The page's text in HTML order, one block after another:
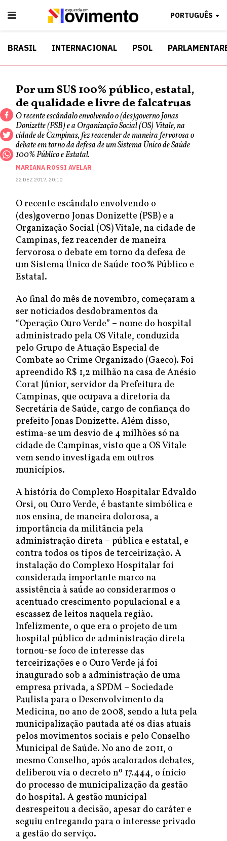
PORTUGUÊS
BRASIL INTERNACIONAL PSOL
Por um SUS 100% público, estatal,
de qualidade e livre de falcatruas
O recente escândalo envolvendo o (des)governo Jonas
Donizette (PSB) e a Organização Social (OS) Vitale, na
cidade de Campinas, fez reacender de maneira fervorosa o
debate em torno da defesa de um Sistema Único de Saúde
100% Público e Estatal.
MARIANA ROSSI AVELAR
22 DEZ 2017, 20:10
O recente escândalo envolvendo o
(des)governo Jonas Donizette (PSB) e a
Organização Social (OS) Vitale, na cidade de
Campinas, fez reacender de maneira
fervorosa o debate em torno da defesa de
um Sistema Único de Saúde 100% Público e
Estatal.
Ao final do mês de novembro, começaram a
ser noticiados desdobramentos da
“Operação Ouro Verde” – nome do hospital
administrado pela OS Vitale, conduzida
pelo Grupo de Atuação Especial de
Combate ao Crime Organizado (Gaeco). Foi
apreendido R$ 1,2 milhão na casa de Anésio
Corat Júnior, servidor da Prefeitura de
Campinas, que ocupava a diretoria da
Secretária de Saúde, cargo de confiança do
prefeito Jonas Donizette. Além disso,
estima-se um desvio de 4 milhões só na
cidade de Campinas, visto que a OS Vitale
vem sendo investigada em outros
municípios.
A história do Complexo Hospitalar Edvaldo
Orsi, ou Ouro Verde, é bastante simbólica e
nos ensina, de maneira dolorosa, a
importância da militância pela
administração direta – pública e estatal, e
contra todos os tipos de terceirização. A
instalação do Complexo Hospitalar foi
considerada importante marco na
assistência à saúde ao considerarmos o
acentuado crescimento populacional e a
escassez de leitos naquela região.
Infelizmente, o que era o projeto de um
hospital público de administração direta
tornou-se foco de interesse das
terceirizações e o Ouro Verde já foi
inaugurado sob a administração de uma
empresa privada, a SPDM – Sociedade
Paulista para o Desenvolvimento da
Medicina, no ano de 2008, sendo a luta pela
municipalização pautada até os dias atuais
pelos movimentos sociais e pelo Conselho
Municipal de Saúde. No ano de 2011, o
mesmo Conselho, após acalorados debates,
deliberou via o decreto nº 17.444, o ínicio
do processo de municipalização da gestão
do hospital. A gestão municipal
desrespeitou a decisão, apesar do caráter e
seguiu entregando para o interesse privado
a gestão do serviço.